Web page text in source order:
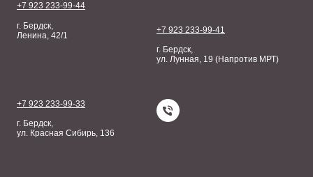
+7 923 233-99-44
г. Бердск,
Ленина, 42/1
+7 923 233-99-41
г. Бердск,
ул. Лунная, 19 (Напротив МРТ)
+7 923 233-99-33
г. Бердск,
ул. Красная Сибирь, 136